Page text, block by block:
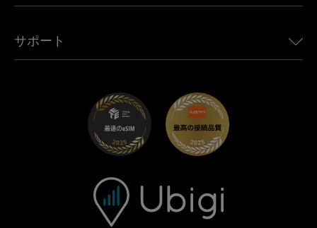
すべての目的地を見る
Mini向けUbigi
Maserati向けUbigi
Ubigiアプリ
アフェリエイトプログラム
サポート
トラブルシューティング
ヘルプセンター
お問い合わせ先